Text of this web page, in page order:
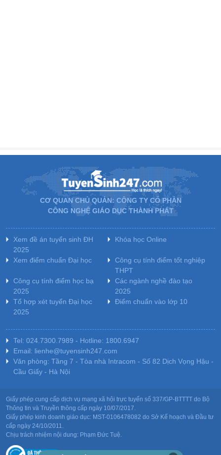
CƠ QUAN CHỦ QUẢN: CÔNG TY CỔ PHẦN
CÔNG NGHỆ GIÁO DỤC THÀNH PHÁT
Xem đề án tuyển sinh ĐH
2025
Khóa học Online
Xem điểm chuẩn Đại học
Công cụ tính điểm tốt nghiệp
THPT
Công cụ tính điểm học bạ
2025
Các ngành nghề đào tạo
2025
Tổ hợp xét tuyển Đại học
2025
Điểm chuẩn vào lớp 10
Tel: 024.7300.7989 - Hotline: 1800.6947
Email: lienhe@tuyensinh247.com
Văn phòng: Tầng 7 - Tòa nhà Intracom - Số 82 Dịch Vọng Hậu -
Cầu Giấy - Hà Nội
Giấy phép cung cấp dịch vụ mạng xã hội trực tuyến số 337/GP-BTTTT do Bộ
Thông tin và Truyền thông cấp ngày 10/07/2017.
Giấy phép kinh doanh giáo dục: MST-0106478082 do Sở Kế hoạch và Đầu tư
cấp ngày 24/10/2011.
Chịu trách nhiệm nội dung: Phạm Đức Tuệ.